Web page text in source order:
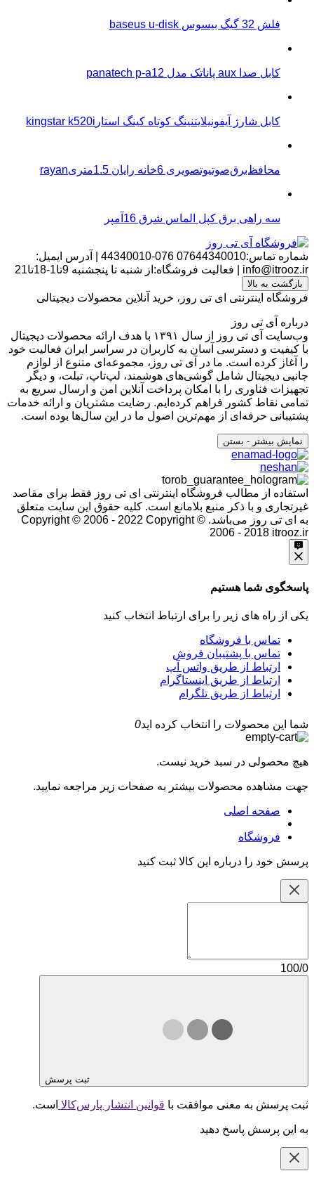
فلش 32 گیگ بیسوس baseus u-disk
کابل صدا aux پاناتک مدل panatech p-a12
کابل شارژ آیفونیلایتنینگ کوتاه کینگ استارkingstar k520i
محافظ‌برق‌صوتیو‌تصویری 6خانه رایان 1.5متریrayan
سه راهی برق کپل الماس شرق 16آمپر
شماره تماس:07644340010 076-44340010
آدرس ایمیل:
info@itrooz.ir
فعالیت فروشگاه:از شنبه تا پنجشنبه 9تا1-18تا21
بازگشت به بالا
فروشگاه اینترنتی ای تی روز، خرید آنلاین محصولات دیجیتالی
درباره آی تی روز
وب‌سایت آی تی روز از سال ۱۳۹۱ با هدف ارائه محصولات دیجیتال
با کیفیت و دسترسی آسان به کاربران در سراسر ایران فعالیت خود
را آغاز کرده است. ما در آی تی روز، مجموعه‌ای متنوع از لوازم
جانبی دیجیتال شامل گوشی‌های هوشمند، لپ‌تاپ، تبلت، و دیگر
تجهیزات فناوری را با امکان پرداخت آنلاین امن و ارسال سریع به
تمامی نقاط کشور فراهم کرده‌ایم. رضایت مشتریان و ارائه خدمات
پشتیبانی حرفه‌ای از مهم‌ترین اصول ما در این سال‌ها بوده است.
نمایش بیشتر - بستن
استفاده از مطالب فروشگاه اینترنتی ای تی روز فقط برای مقاصد
غیرتجاری و با ذکر منبع بلامانع است. کلیه حقوق این سایت متعلق
به ای تی روز می‌باشد. Copyright © 2006 - 2022 Copyright ©
2006 - 2018 itrooz.ir
پاسخگوی شما هستیم
یکی از راه های زیر را برای ارتباط انتخاب کنید
تماس با فروشگاه
تماس با پشتیبان فروش
ارتباط از طریق واتس آپ
ارتباط از طریق اینستاگرام
ارتباط از طریق تلگرام
شما این محصولات را انتخاب کرده اید0
هیچ محصولی در سبد خرید نیست.
جهت مشاهده محصولات بیشتر به صفحات زیر مراجعه نمایید.
صفحه اصلی
فروشگاه
پرسش خود را درباره این کالا ثبت کنید
100/0
ثبت پرسش
ثبت پرسش به معنی موافقت با قوانین انتشار پارس‌کالا است.
به این پرسش پاسخ دهید